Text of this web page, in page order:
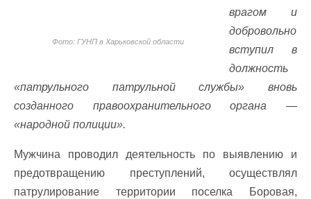
Фото: ГУНП в Харьковской области
врагом и
добровольно
вступил в
должность
«патрульного патрульной службы» вновь
созданного правоохранительного органа —
«народной полиции».
Мужчина проводил деятельность по выявлению и
предотвращению преступлений, осуществлял
патрулирование территории поселка Боровая,